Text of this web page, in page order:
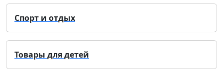
Спорт и отдых
Товары для детей